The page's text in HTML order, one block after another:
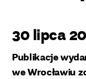
30 lipca
Publikacje
we Wrocławiu